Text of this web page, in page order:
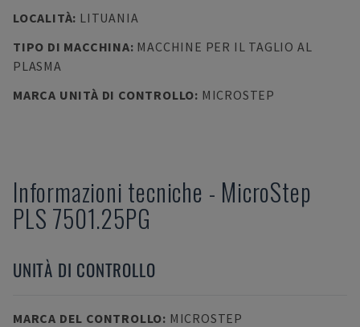
LOCALITÀ: LITUANIA
TIPO DI MACCHINA: MACCHINE PER IL TAGLIO AL
PLASMA
MARCA UNITÀ DI CONTROLLO: MICROSTEP
Informazioni tecniche - MicroStep
PLS 7501.25PG
UNITÀ DI CONTROLLO
MARCA DEL CONTROLLO: MICROSTEP